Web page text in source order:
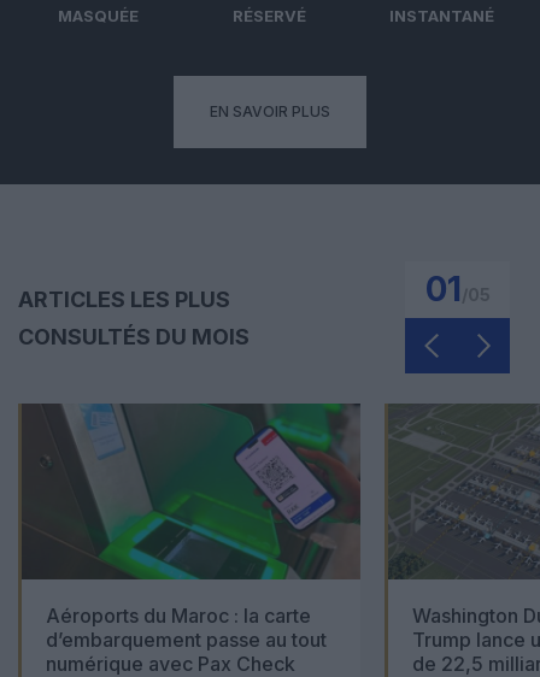
MASQUÉE
RÉSERVÉ
INSTANTANÉ
EN SAVOIR PLUS
ARTICLES LES PLUS
CONSULTÉS DU MOIS
01
Aéroports du Maroc : la carte
d’embarquement passe au tout
numérique avec Pax Check
Washington
Trump lance
de 22,5